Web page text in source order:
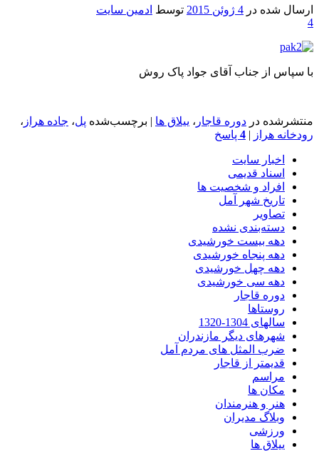
ارسال شده در 4 ژوئن 2015 توسط ادمین سایت
4
با سپاس از جناب آقای جواد پاک روش
منتشرشده در دوره قاجار ، ییلاق ها | برچسب‌شده پل، جاده هراز ،
رودخانه هراز |
4 پاسخ
اخبار سایت
اسناد قدیمی
افراد و شخصیت ها
تاریخ شهر آمل
تصاویر
دسته‌بندی نشده
دهه بیست خورشیدی
دهه پنجاه خورشیدی
دهه چهل خورشیدی
دهه سی خورشیدی
دوره قاجار
روستاها
سالهای 1304-1320
شهرهای دیگر مازندران
ضرب المثل های مردم آمل
قدیمتر از قاجار
مراسم
مکان ها
هنر و هنرمندان
وبلاگ مدیران
ورزشی
ییلاق ها